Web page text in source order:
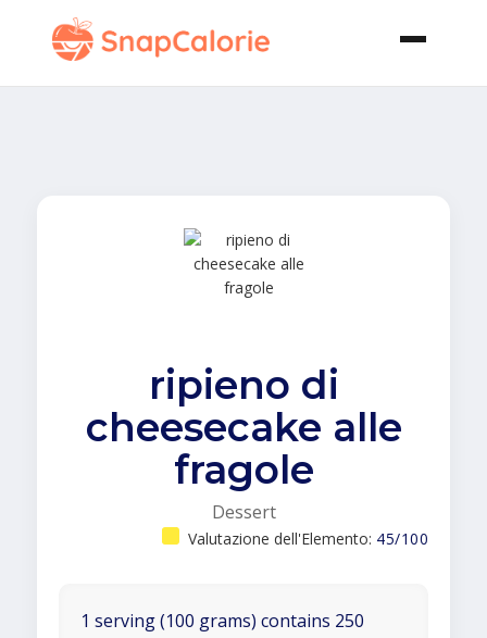
ripieno di
cheesecake alle
fragole
Dessert
Valutazione dell'Elemento: 45/100
1 serving (100 grams) contains 250